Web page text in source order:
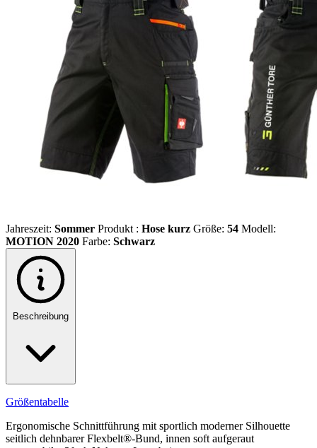
Jahreszeit: Sommer Produkt : Hose kurz Größe: 54 Modell:
MOTION 2020 Farbe: Schwarz
Beschreibung
Größentabelle
Ergonomische Schnittführung mit sportlich moderner Silhouette
seitlich dehnbarer Flexbelt®-Bund, innen soft aufgeraut